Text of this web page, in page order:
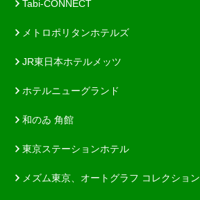
Tabi-CONNECT
メトロポリタンホテルズ
JR東日本ホテルメッツ
ホテルニューグランド
和のゐ 角館
東京ステーションホテル
メズム東京、オートグラフ コレクション